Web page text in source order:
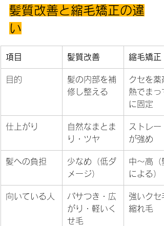
髪質改善と縮毛矯正の違
い
項目 髪質改善 縮毛矯正
目的
髪の内部を補
修し整える
クセを薬
熱でまっ
に固定
仕上がり
自然なまとま
り・ツヤ
ストレー
が強め
髪への負担
少なめ（低ダ
メージ）
中〜高（
による）
向いている人
パサつき・広
がり・軽いく
せ毛
強いクセ
縮れ毛